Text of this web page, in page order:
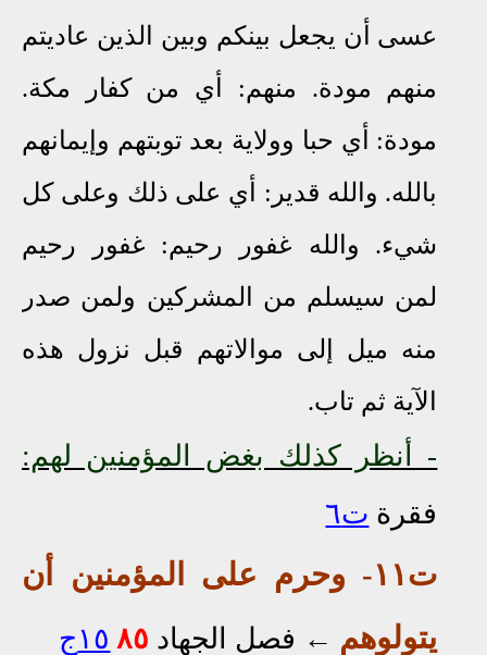
عسى أن يجعل بينكم وبين الذين عاديتم
منهم مودة. منهم: أي من كفار مكة.
مودة: أي حبا وولاية بعد توبتهم وإيمانهم
بالله. والله قدير: أي على ذلك وعلى كل
شيء. والله غفور رحيم: غفور رحيم
لمن سيسلم من المشركين ولمن صدر
منه ميل إلى موالاتهم قبل نزول هذه
الآية ثم تاب.
- أنظر كذلك بغض المؤمنين لهم:
فقرة ت٦
ت١١
- وحرم على المؤمنين أن
يتولوهم ← فصل الجهاد ٨٥ ١٥ج